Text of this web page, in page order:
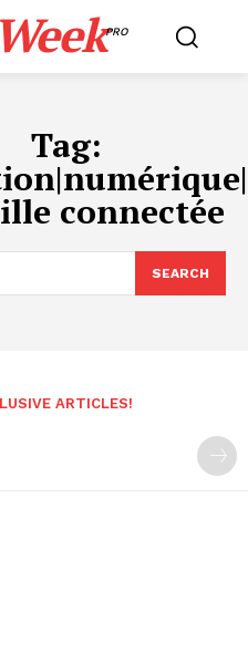
PRO
Tag:
connectée
SEARCH
ARTICLES!